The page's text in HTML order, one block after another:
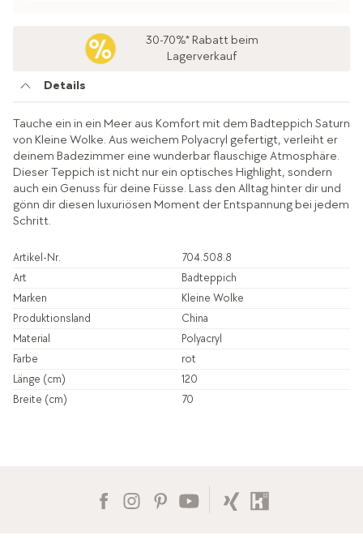
30-70%* Rabatt beim
Lagerverkauf
Details
Tauche ein in ein Meer aus Komfort mit dem Badteppich Saturn
von Kleine Wolke. Aus weichem Polyacryl gefertigt, verleiht er
deinem Badezimmer eine wunderbar flauschige Atmosphäre.
Dieser Teppich ist nicht nur ein optisches Highlight, sondern
auch ein Genuss für deine Füsse. Lass den Alltag hinter dir und
gönn dir diesen luxuriösen Moment der Entspannung bei jedem
Schritt.
Artikel-Nr.
704.508.8
Art
Badteppich
Marken
Kleine Wolke
Produktionsland
China
Material
Polyacryl
Farbe
rot
Länge (cm)
120
Breite (cm)
70